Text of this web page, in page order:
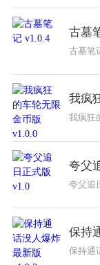
古墓
古墓笔
我疯
我疯狂
夸父
夸父追
保持
保持通